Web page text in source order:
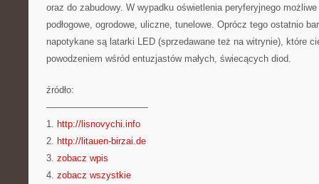
oraz do zabudowy. W wypadku oświetlenia peryferyjnego
podłogowe, ogrodowe, uliczne, tunelowe. Oprócz tego ostatnio
napotykane są latarki LED (sprzedawane też na witrynie), które
powodzeniem wśród entuzjastów małych, świecących diod.
źródło:
———————————
1. http://lisnovychi.info
2. http://litauen-birzai.de
3. zobacz wpis
4. zobacz wszystkie